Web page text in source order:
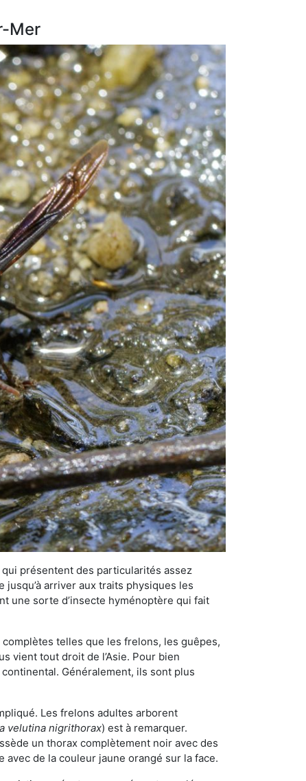
Mer
présentent des particularités assez
arriver aux traits physiques les
une sorte d’insecte hyménoptère qui fait
telles que les frelons, les guêpes,
vient tout droit de l’Asie. Pour bien
Généralement, ils sont plus
Les frelons adultes arborent
velutina nigrithorax) est à remarquer.
un thorax complètement noir avec des
de la couleur jaune orangé sur la face.